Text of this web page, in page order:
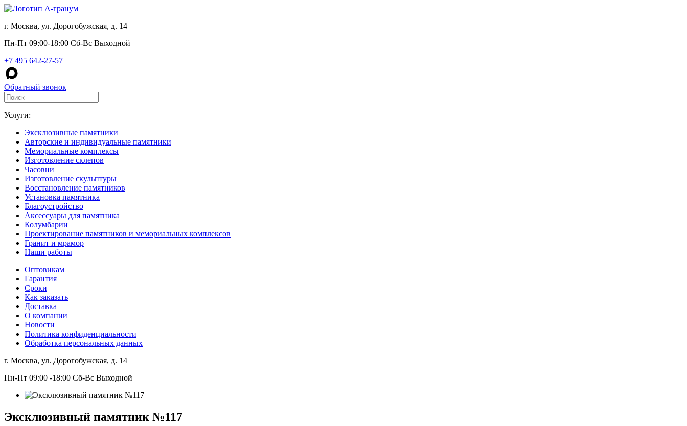
г. Москва, ул. Дорогобужская, д. 14
Пн-Пт 09:00-18:00 Сб-Вс Выходной
+7 495 642-27-57
Обратный звонок
Услуги:
Эксклюзивные памятники
Авторские и индивидуальные памятники
Мемориальные комплексы
Изготовление склепов
Часовни
Изготовление скульптуры
Восстановление памятников
Установка памятника
Благоустройство
Аксессуары для памятника
Колумбарии
Проектирование памятников и мемориальных комплексов
Гранит и мрамор
Наши работы
Оптовикам
Гарантия
Сроки
Как заказать
Доставка
О компании
Новости
Политика конфиденциальности
Обработка персональных данных
г. Москва, ул. Дорогобужская, д. 14
Пн-Пт 09:00 -18:00 Сб-Вс Выходной
Эксклюзивный памятник №117